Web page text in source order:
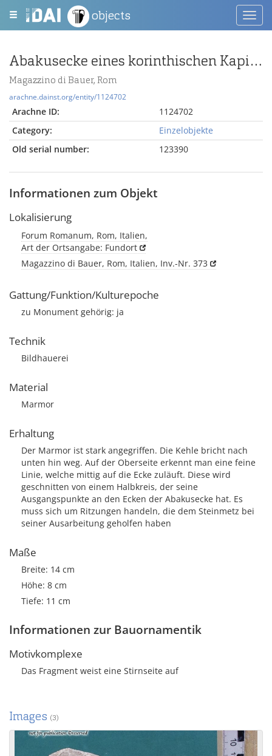
objects
Abakusecke eines korinthischen Kapitells
Magazzino di Bauer, Rom
arachne.dainst.org/entity/1124702
Arachne ID:
1124702
Category:
Einzelobjekte
Old serial number:
123390
Informationen zum Objekt
Lokalisierung
Forum Romanum, Rom, Italien,
Art der Ortsangabe: Fundort
Magazzino di Bauer, Rom, Italien, Inv.-Nr. 373
Gattung/Funktion/Kulturepoche
zu Monument gehörig: ja
Technik
Bildhauerei
Material
Marmor
Erhaltung
Der Marmor ist stark angegriffen. Die Kehle bricht nach
unten hin weg. Auf der Oberseite erkennt man eine feine
Linie, welche mittig auf die Ecke zuläuft. Diese wird
geschnitten von einem Halbkreis, der seine
Ausgangspunkte an den Ecken der Abakusecke hat. Es
muss sich um Ritzungen handeln, die dem Steinmetz bei
seiner Ausarbeitung geholfen haben
Maße
Breite: 14 cm
Höhe: 8 cm
Tiefe: 11 cm
Informationen zur Bauornamentik
Motivkomplexe
Das Fragment weist eine Stirnseite auf
Images (3)